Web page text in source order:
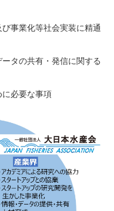
事業化等社会実装に精通
タの共有・発信に関する
に必要な事項